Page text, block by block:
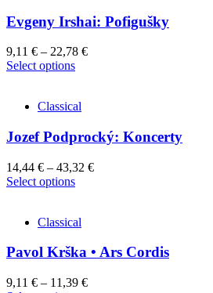
Evgeny Irshai: Pofigušky
9,11 € – 22,78 €
Select optionsThis
multiple
The
options
may
be
chosen
the
page
Classical
Jozef Podprocký: Koncerty
14,44 € – 43,32 €
Select optionsThis
multiple
The
may
Classical
Pavol Krška • Ars Cordis
9,11 € – 11,39 €